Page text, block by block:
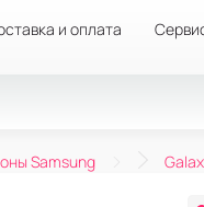
и оплата
Samsung